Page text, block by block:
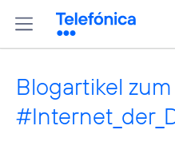
Blogartikel